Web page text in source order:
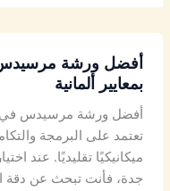
أفضل ورشة مرسيدس
بمعايير ألمانية
أفضل ورشة مرسيدس في
تعتمد على البرمجة
ميكانيكيًا تقليديًا. عند
جدة، فأنت تبحث عن دقة